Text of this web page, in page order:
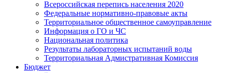
Всероссийская перепись населения 2020
Федеральные нормативно-правовые акты
Территориальное общественное самоуправление
Информация о ГО и ЧС
Национальная политика
Результаты лабораторных испытаний воды
Территориальная Адмистративная Комиссия
Бюджет